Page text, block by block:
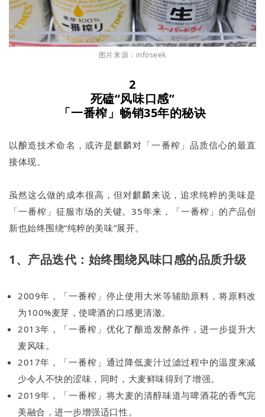
图片来源：infoseek
2
死磕“风味口感”
「一番榨」畅销35年的秘诀
以酿造技术命名，或许是麒麟对「一番榨」品质信心的最直
接体现。
虽然这么做的成本很高，但对麒麟来说，追求纯粹的美味是
「一番榨」征服市场的关键。35年来，「一番榨」的产品创
新也始终围绕“纯粹的美味”展开。
1、产品迭代：始终围绕风味口感的品质升级
2009年，「一番榨」停止使用大米等辅助原料，将原料改
为100%麦芽，使啤酒的口感更清澈。
2013年，「一番榨」优化了酿造发酵条件，进一步提升大
麦风味。
2017年，「一番榨」通过降低麦汁过滤过程中的温度来减
少令人不快的涩味，同时，大麦鲜味得到了增强。
2019年，「一番榨」将大麦的清醇味道与啤酒花的香气完
美融合，进一步增强适口性。